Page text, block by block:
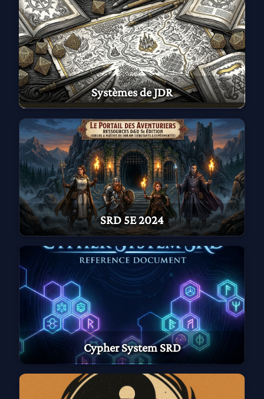
Systèmes de JDR
SRD 5E 2024
Cypher System SRD